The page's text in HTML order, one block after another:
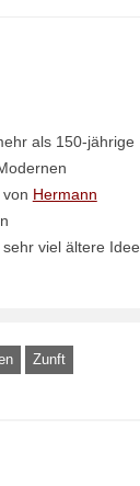
als 150-jährige
Hermann
viel ältere Idee
Zunft